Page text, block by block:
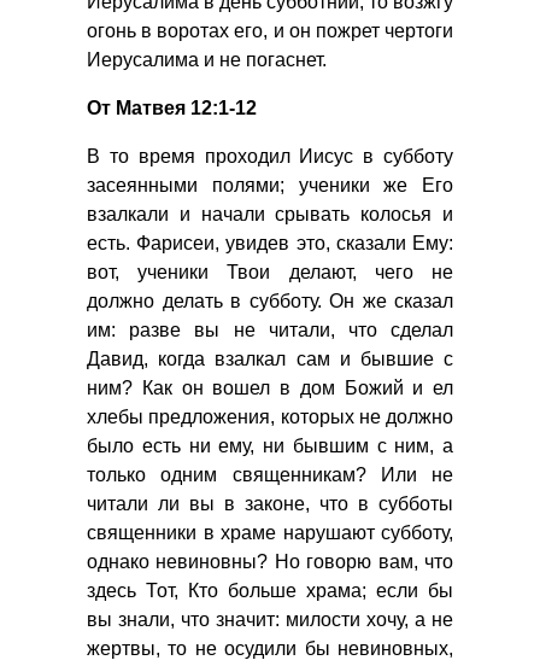
огонь в воротах его, и он пожрет чертоги
Иерусалима и не погаснет.
От Матвея 12:1-12
В то время проходил Иисус в субботу
засеянными полями; ученики же Его
взалкали и начали срывать колосья и
есть. Фарисеи, увидев это, сказали Ему:
вот, ученики Твои делают, чего не
должно делать в субботу. Он же сказал
им: разве вы не читали, что сделал
Давид, когда взалкал сам и бывшие с
ним? Как он вошел в дом Божий и ел
хлебы предложения, которых не должно
было есть ни ему, ни бывшим с ним, а
только одним священникам? Или не
читали ли вы в законе, что в субботы
священники в храме нарушают субботу,
однако невиновны? Но говорю вам, что
здесь Тот, Кто больше храма; если бы
вы знали, что значит: милости хочу, а не
жертвы, то не осудили бы невиновных,